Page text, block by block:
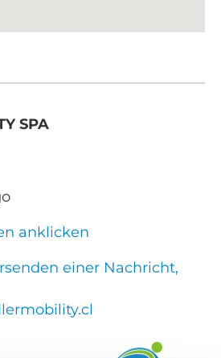
SPA
anklicken
einer Nachricht,